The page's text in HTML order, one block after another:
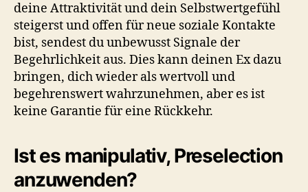
deine Attraktivität und dein Selbstwertgefühl
steigerst und offen für neue soziale Kontakte
bist, sendest du unbewusst Signale der
Begehrlichkeit aus. Dies kann deinen Ex dazu
bringen, dich wieder als wertvoll und
begehrenswert wahrzunehmen, aber es ist
keine Garantie für eine Rückkehr.
Ist es manipulativ, Preselection
anzuwenden?